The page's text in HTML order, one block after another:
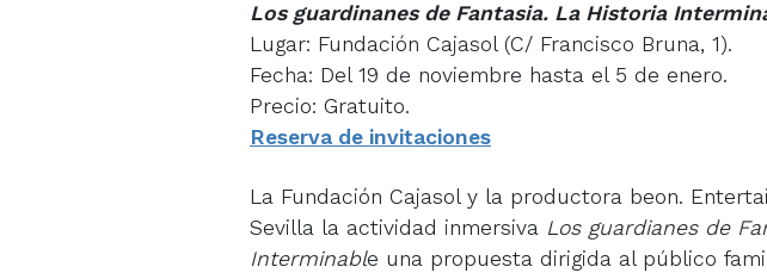
Los guardinanes de Fantasia. La Historia
Lugar: Fundación Cajasol (C/ Francisco Bruna, 1).
Fecha: Del 19 de noviembre hasta el 5 de enero.
Precio: Gratuito.
Reserva de invitaciones
La Fundación Cajasol y la productora beon.
Sevilla la actividad inmersiva Los guardianes de
Interminable una propuesta dirigida al público